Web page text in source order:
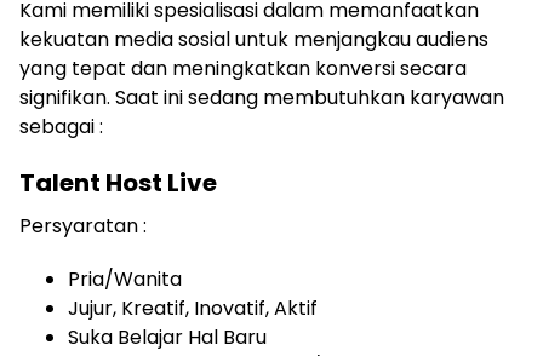
Kami memiliki spesialisasi dalam memanfaatkan
kekuatan media sosial untuk menjangkau audiens
yang tepat dan meningkatkan konversi secara
signifikan. Saat ini sedang membutuhkan karyawan
sebagai :
Talent Host Live
Persyaratan :
Pria/Wanita
Jujur, Kreatif, Inovatif, Aktif
Suka Belajar Hal Baru